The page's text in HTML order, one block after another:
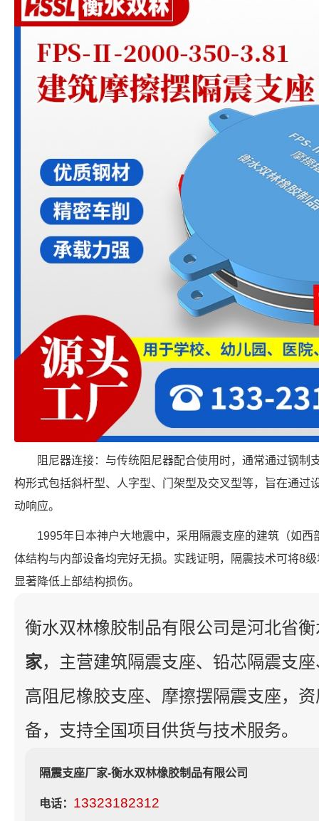
阻尼器连接：与传统阻尼器配合使用时，通常通过钢制
构形式包括斜杆型、人字型、门架型及交叉型等，旨在通过
动响应。
1995年日本神户大地震中，采用隔震支座的建筑（如
体结构与内部设备均完好无损。实践证明，隔震技术可将8
显著降低上部结构损伤。
衡水双林橡胶制品有限公司是河北省
家，主营建筑隔震支座、铅芯隔震支
高阻尼橡胶支座、摩擦摆隔震支座，
备，支持全国项目供货与技术服务。
隔震支座厂家-衡水双林橡胶制品有限公司
电话： 13323182312